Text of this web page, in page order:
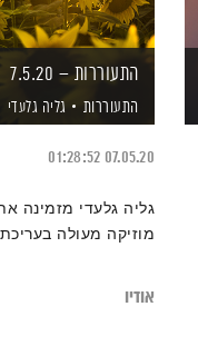
התעוררות – 7.5.20
התעוררות גליה גלעדי
07.05.20
01:28:52
גליה גלעדי מזמינה
מוזיקה מעולה
אודיו